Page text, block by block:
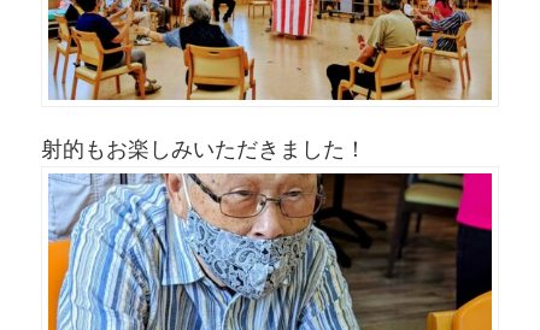
射的もお楽しみいただきました！